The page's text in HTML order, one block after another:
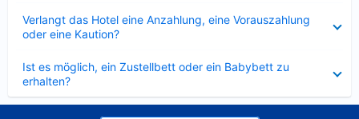
Verlangt das Hotel eine Anzahlung, eine Vorauszahlung
oder eine Kaution?
Ist es möglich, ein Zustellbett oder ein Babybett zu
erhalten?